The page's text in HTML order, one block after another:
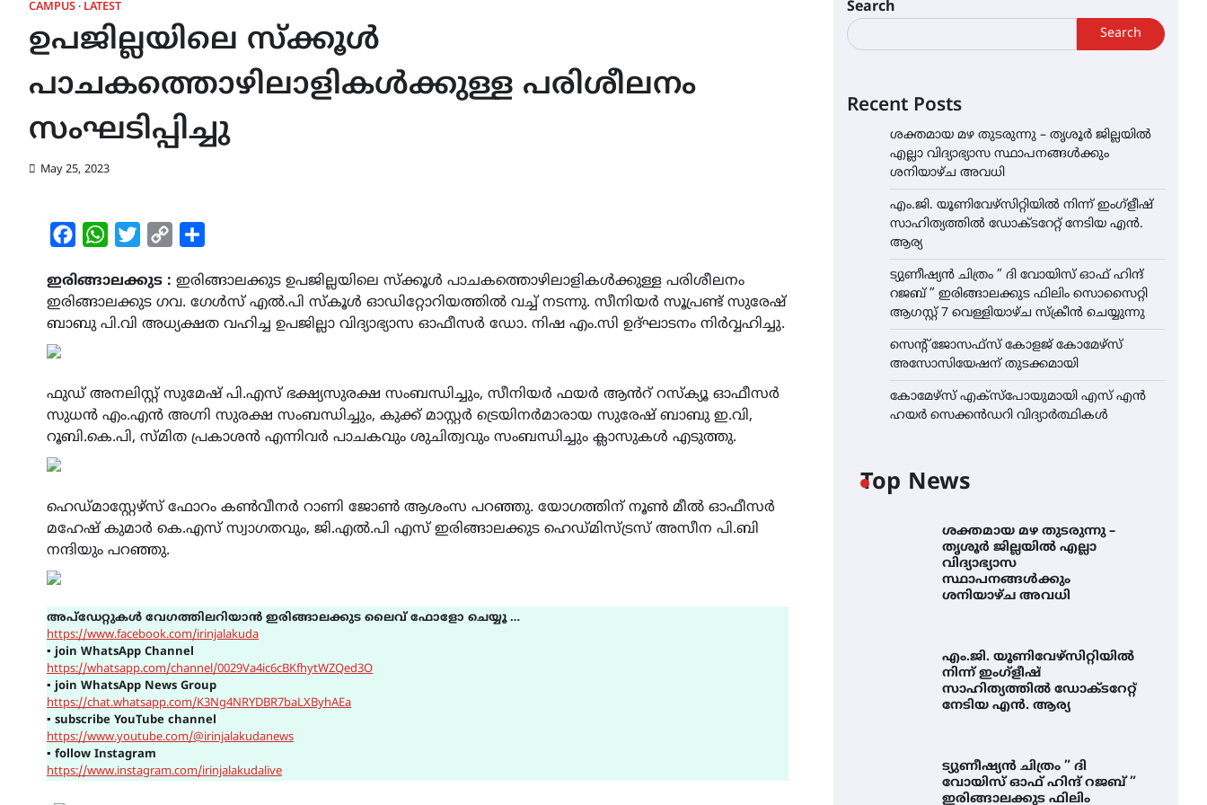
CAMPUS LATEST
ഉപജില്ലയിലെ സ്ക്കൂൾ
പാചകത്തൊഴിലാളികൾക്കുള്ള പരിശീലനം
സംഘടിപ്പിച്ചു
May 25, 2023
FacebookWhatsAppTwitterCopy
ഇരിങ്ങാലക്കുട : ഇരിങ്ങാലക്കുട ഉപജില്ലയിലെ സ്ക്കൂൾ പാചകത്തൊഴിലാളികൾക്കുള്ള പരിശീലനം
ഇരിങ്ങാലക്കുട ഗവ. ഗേൾസ് എൽ.പി സ്കൂൾ ഓഡിറ്റോറിയത്തിൽ വച്ച് നടന്നു. സീനിയർ സൂപ്രണ്ട് സുരേഷ്
ബാബു പി.വി അധ്യക്ഷത വഹിച്ച ഉപജില്ലാ വിദ്യാഭ്യാസ ഓഫീസർ ഡോ. നിഷ എം.സി ഉദ്ഘാടനം നിർവ്വഹിച്ചു.
ഫുഡ് അനലിസ്റ്റ് സുമേഷ് പി.എസ് ഭക്ഷ്യസുരക്ഷ സംബന്ധിച്ചും, സീനിയർ ഫയർ ആൻറ് റസ്ക്യൂ ഓഫീസർ
സുധൻ എം.എൻ അഗ്നി സുരക്ഷ സംബന്ധിച്ചും, കുക്ക് മാസ്റ്റർ ട്രെയിനർമാരായ സുരേഷ് ബാബു ഇ.വി,
റൂബി.കെ.പി, സ്മിത പ്രകാശൻ എന്നിവർ പാചകവും ശുചിത്വവും സംബന്ധിച്ചും ക്ലാസുകൾ എടുത്തു.
ഹെഡ്മാസ്റ്റേഴ്സ് ഫോറം കൺവീനർ റാണി ജോൺ ആശംസ പറഞ്ഞു. യോഗത്തിന് നൂൺ മീൽ ഓഫീസർ
മഹേഷ് കുമാർ കെ.എസ് സ്വാഗതവും, ജി.എൽ.പി എസ് ഇരിങ്ങാലക്കുട ഹെഡ്മിസ്ട്രസ് അസീന പി.ബി
നന്ദിയും പറഞ്ഞു.
അപ്ഡേറ്റുകൾ വേഗത്തിലറിയാൻ ഇരിങ്ങാലക്കുട ലൈവ് ഫോളോ ചെയ്യൂ …
https://www.facebook.com/irinjalakuda
▪join WhatsApp Channel
https://whatsapp.com/channel/0029Va4ic6cBKfhytWZQed3O
▪join WhatsApp News Group
https://chat.whatsapp.com/K3Ng4NRYDBR7baLXByhAEa
▪ subscribe YouTube channel
https://www.youtube.com/@irinjalakudanews
▪ follow Instagram
https://www.instagram.com/irinjalakudalive
Search
Search
Recent Posts
ശക്തമായ മഴ തുടരുന്നു – തൃശൂർ ജില്ലയിൽ
എല്ലാ വിദ്യാഭ്യാസ സ്ഥാപനങ്ങൾക്കും
ശനിയാഴ്ച അവധി
എം.ജി. യൂണിവേഴ്‌സിറ്റിയിൽ നിന്ന് ഇംഗ്ളീഷ്
സാഹിത്യത്തിൽ ഡോക്ടറേറ്റ് നേടിയ എൻ.
ആര്യ
ട്യുണീഷ്യൻ ചിത്രം ” ദി വോയിസ് ഓഫ് ഹിന്ദ്
റജബ് ” ഇരിങ്ങാലക്കുട ഫിലിം സൊസൈറ്റി
ആഗസ്റ്റ് 7 വെള്ളിയാഴ്ച സ്‌ക്രീൻ ചെയ്യുന്നു
സെന്റ് ജോസഫ്സ് കോളജ് കോമേഴ്‌സ്
അസോസിയേഷന് തുടക്കമായി
കോമേഴ്സ് എക്സ്പോയുമായി എസ് എൻ
ഹയർ സെക്കൻഡറി വിദ്യാർത്ഥികൾ
Top News
ശക്തമായ മഴ തുടരുന്നു –
തൃശൂർ ജില്ലയിൽ എല്ലാ
വിദ്യാഭ്യാസ
സ്ഥാപനങ്ങൾക്കും
ശനിയാഴ്ച അവധി
എം.ജി. യൂണിവേഴ്‌സിറ്റിയിൽ
നിന്ന് ഇംഗ്ളീഷ്
സാഹിത്യത്തിൽ ഡോക്ടറേറ്റ്
നേടിയ എൻ. ആര്യ
ട്യുണീഷ്യൻ ചിത്രം ” ദി
വോയിസ് ഓഫ് ഹിന്ദ് റജബ് ”
ഇരിങ്ങാലക്കുട ഫിലിം